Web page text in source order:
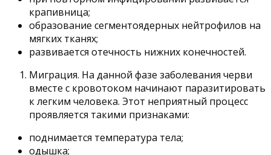
крапивница;
образование сегментоядерных нейтрофилов на
мягких тканях;
развивается отечность нижних конечностей.
Миграция. На данной фазе заболевания черви
вместе с кровотоком начинают паразитировать
к легким человека. Этот неприятный процесс
проявляется такими признаками:
поднимается температура тела;
одышка;